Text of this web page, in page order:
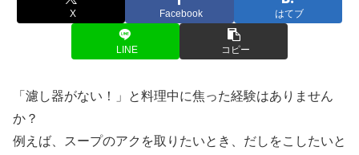
X Facebook はてブ
LINE コピー
「濾し器がない！」と料理中に焦った経験はありません
か？
例えば、スープのアクを取りたいとき、だしをこしたいと